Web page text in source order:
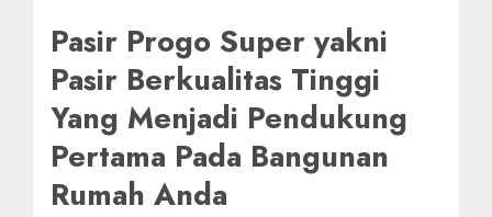
Pasir Progo Super yakni
Pasir Berkualitas Tinggi
Yang Menjadi Pendukung
Pertama Pada Bangunan
Rumah Anda